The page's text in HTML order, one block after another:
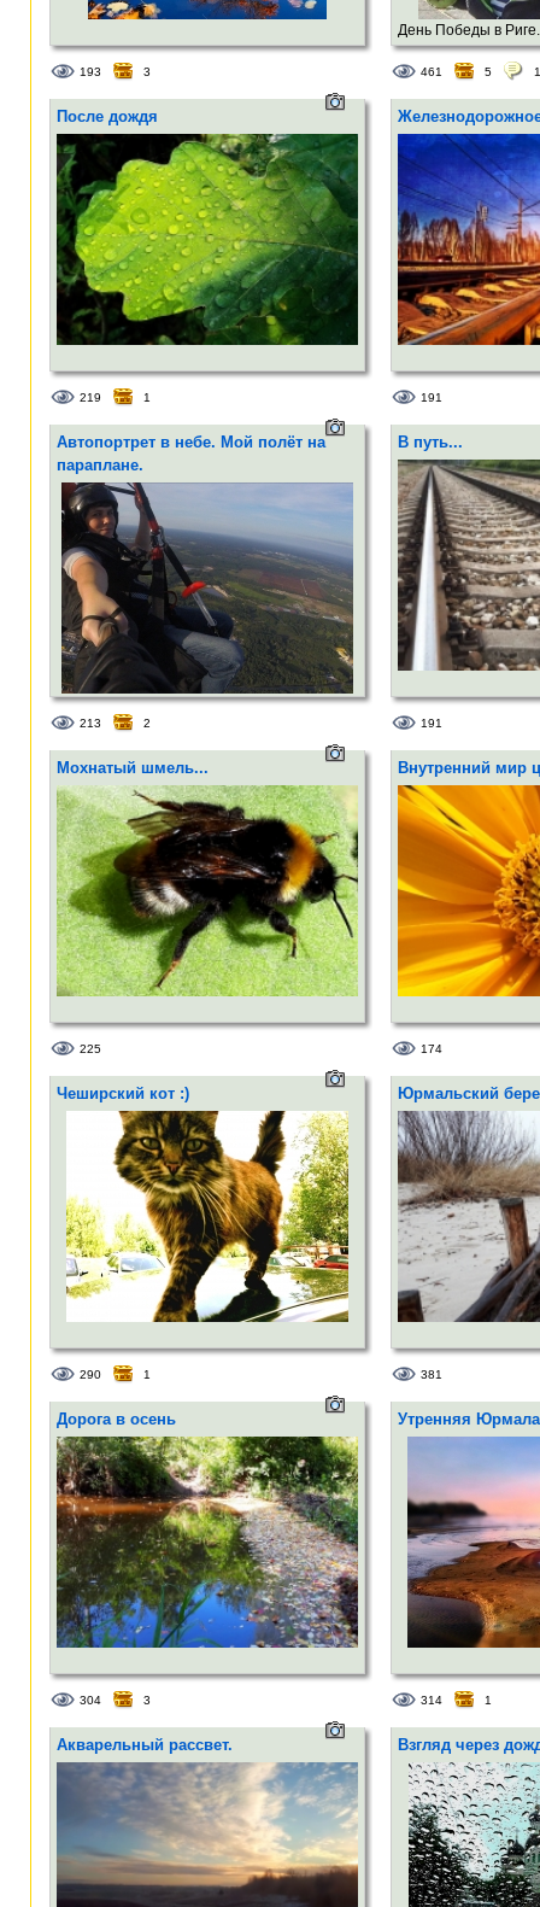
193 3
День Победы в
461 5 1
После дождя
219 1 191
Автопортрет в небе. Мой полёт на
параплане.
213 2
В путь...
191
Мохнатый шмель...
225
Внутренний мир
174
Чеширский кот :)
290 1
Юрмальский
381
Дорога в осень
304 3
Утренняя Юрмала
314 1
Акварельный рассвет. Взгляд через